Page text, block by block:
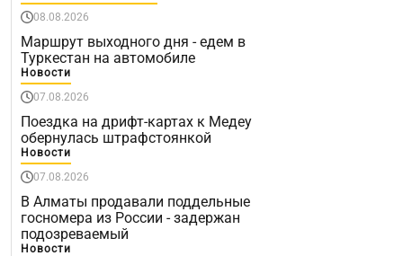
08.08.2026
Маршрут выходного дня - едем в
Туркестан на автомобиле
Новости
07.08.2026
Поездка на дрифт-картах к Медеу
обернулась штрафстоянкой
Новости
07.08.2026
В Алматы продавали поддельные
госномера из России - задержан
подозреваемый
Новости